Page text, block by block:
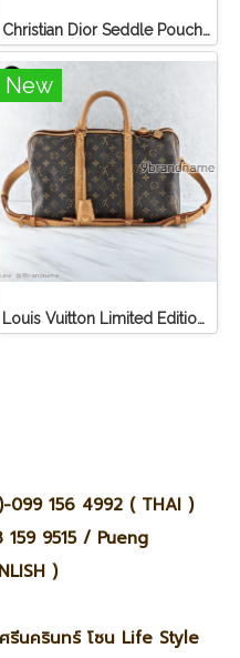
Christian Dior Seddle Pouch Accessory Hand Bag
New
Louis Vuitton Limited Edition Monogram Canvas Sofia Coppola SC Bag
099 156 4992 ( THAI )
9515 / Pueng
)
นครินทร์ โซน Life Style